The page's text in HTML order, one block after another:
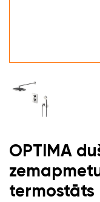
OPTIMA
termostāts